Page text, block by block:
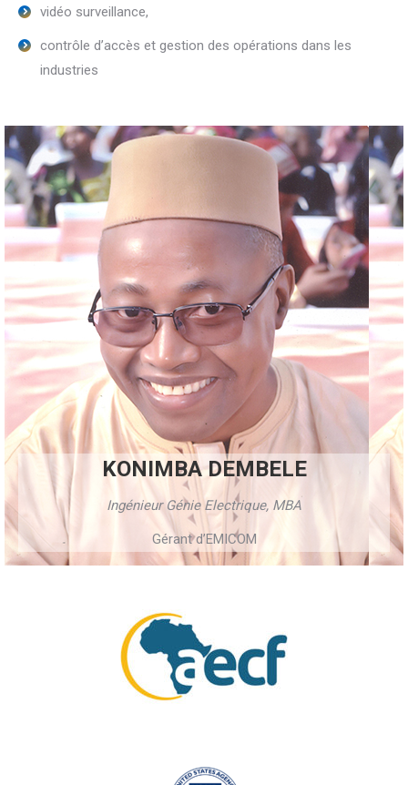
vidéo surveillance,
contrôle d’accès et gestion des opérations dans les
industries
KONIMBA DEMBELE
Ingénieur Génie Electrique, MBA
Gérant d’EMICOM